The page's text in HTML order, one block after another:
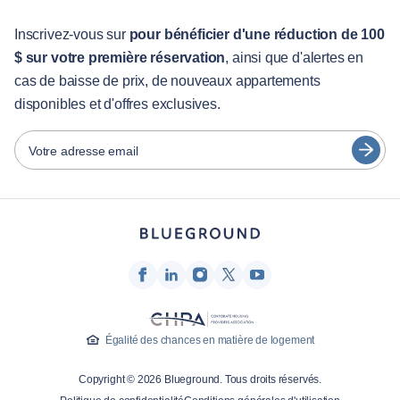
Services aux visiteurs
Guides des villes
Partenaires
Opérateurs de location de meubles
Propriétaires
Partenaires de franchise
À propos de nous
English
Português
Español
Français
Türkçe
Inscrivez-vous sur pour bénéficier d'une réduction de 100
$ sur votre première réservation, ainsi que d'alertes en
cas de baisse de prix, de nouveaux appartements
disponibles et d'offres exclusives.
Votre adresse email
Égalité des chances en matière de logement
Copyright © 2026 Blueground. Tous droits réservés.